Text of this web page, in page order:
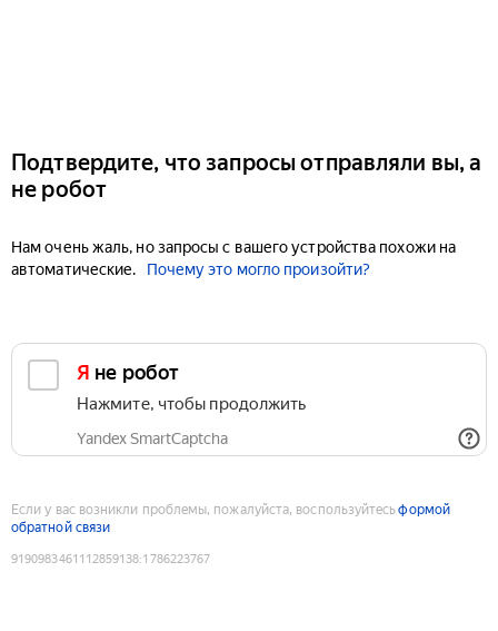
Подтвердите, что запросы отправляли вы, а
не робот
Нам очень жаль, но запросы с вашего устройства похожи на
автоматические.
Почему это могло произойти?
Я не робот
Нажмите, чтобы продолжить
Yandex SmartCaptcha
Если у вас возникли проблемы, пожалуйста, воспользуйтесьформой
обратной связи
9190983461112859138:1786223767